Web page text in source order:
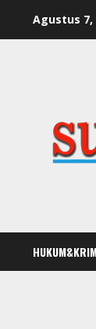
Agustus 7,